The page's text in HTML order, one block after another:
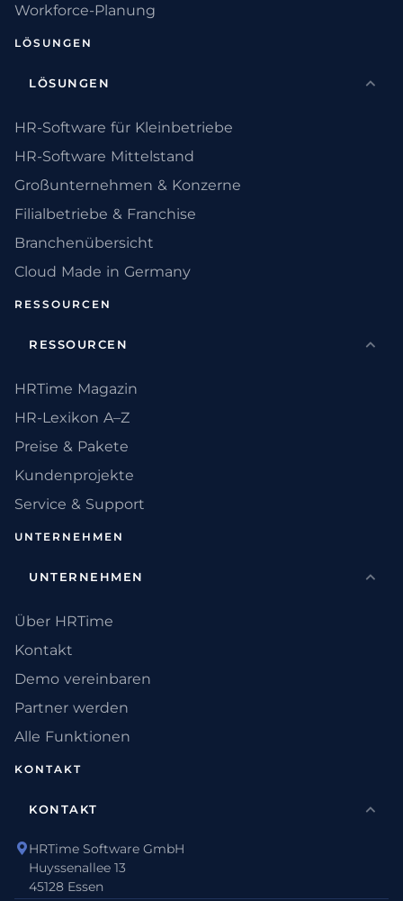
Workforce-Planung
LÖSUNGEN
LÖSUNGEN
HR-Software für Kleinbetriebe
HR-Software Mittelstand
Großunternehmen & Konzerne
Filialbetriebe & Franchise
Branchenübersicht
Cloud Made in Germany
RESSOURCEN
RESSOURCEN
HRTime Magazin
HR-Lexikon A–Z
Preise & Pakete
Kundenprojekte
Service & Support
UNTERNEHMEN
UNTERNEHMEN
Über HRTime
Kontakt
Demo vereinbaren
Partner werden
Alle Funktionen
KONTAKT
KONTAKT
HRTime Software GmbH
Huyssenallee 13
45128 Essen